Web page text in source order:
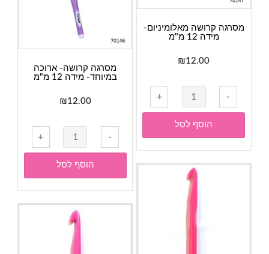
מסרגה קרושה מאלומיניום-
מידה 12 מ"מ
₪12.00
-
כמות
של
מסרגה
קרושה
מאלומיניום-
מידה
12
מ"מ
+
הוסף לסל
מסרגה קרושה- ארוכה
במיוחד- מידה 12 מ"מ
₪12.00
-
כמות
של
מסרגה
קרושה-
ארוכה
במיוחד-
מידה
12
מ"מ
+
הוסף לסל